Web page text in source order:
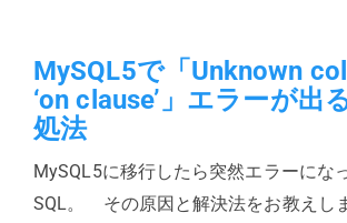
MySQL5で「Unknown
‘on clause’」エラーが出
処法
MySQL5に移行したら突然エラーにな
SQL。 その原因と解決法をお教えしま